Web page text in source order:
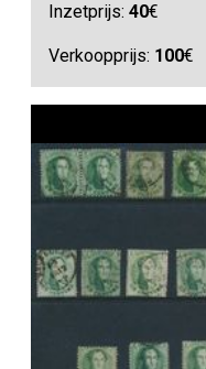
Inzetprijs:40€
Verkoopprijs: 100€